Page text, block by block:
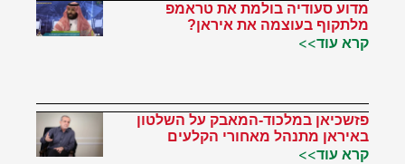
מדוע סעודיה בולמת את טראמפ
מלתקוף בעוצמה את איראן?
קרא עוד>>
פזשכיאן במלכוד-המאבק על השלטון
באיראן מתנהל מאחורי הקלעים
קרא עוד>>